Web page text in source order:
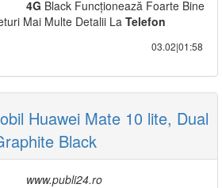
4G Black Funcționează Foarte Bine
Mai Multe Detalii La Telefon
03.02|01:58
Huawei Mate 10 lite, Dual
Black
www.publi24.ro